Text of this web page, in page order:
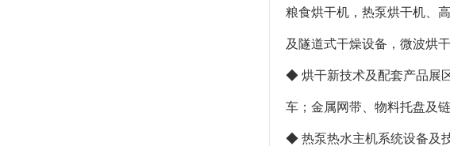
粮食烘干机，热泵烘干机、
及隧道式干燥设备，微波烘干
◆ 烘干新技术及配套产品展
车；金属网带、物料托盘及
◆ 热泵热水主机系统设备及